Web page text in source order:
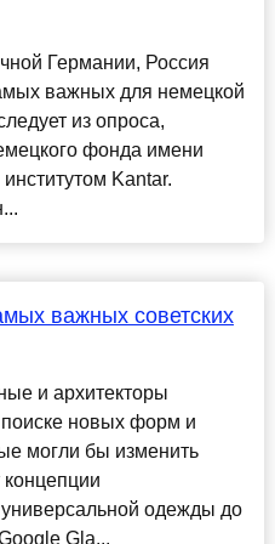
Германии, Россия
важных для немецкой
из опроса,
фонда имени
Kantar.
важных советских
и архитекторы
новых форм и
могли бы изменить
универсальной одежды до
Gla...